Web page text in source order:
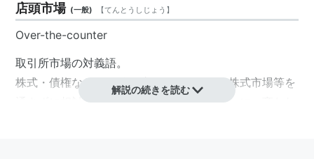
店頭市場 (一般) 【てんとうしじょう 】
Over-the-counter
取引所市場の対義語。
株式・債権などの金融関連分野において、株式市場等を
通さずに相対で、文字通り「カウンター越しに」商われ
解説の続きを読む